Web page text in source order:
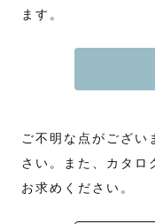
ます。
ご不明な点がござい
さい。また、カタロ
お求めください。